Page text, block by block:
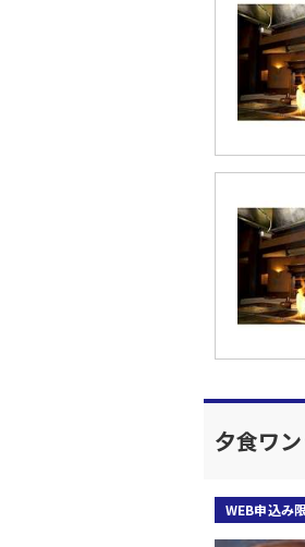
夕食ワ
WEB申込み